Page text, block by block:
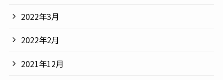
2022年3月
2022年2月
2021年12月